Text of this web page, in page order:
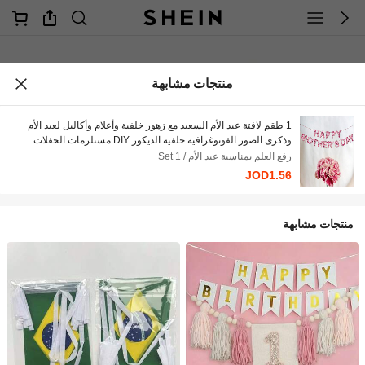
منتجات مشابهة
1 طقم لافتة عيد الأم السعيد مع زهور خلفية وأعلام وأكاليل لعيد الأم
وذكرى الصور الفوتوغرافية خلفية الديكور DIY مستلزمات الحفلات
رفع العلم بمناسبة عيد الأم / 1 Set
JOD1.56
منتجات مشابهة